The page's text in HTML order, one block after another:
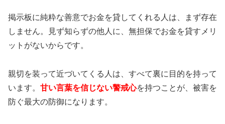
掲示板に純粋な善意でお金を貸してくれる人は、まず存在
しません。見ず知らずの他人に、無担保でお金を貸すメリ
ットがないからです。
親切を装って近づいてくる人は、すべて裏に目的を持って
います。 甘い言葉を信じない警戒心を持つことが、被害を
防ぐ最大の防御になります。